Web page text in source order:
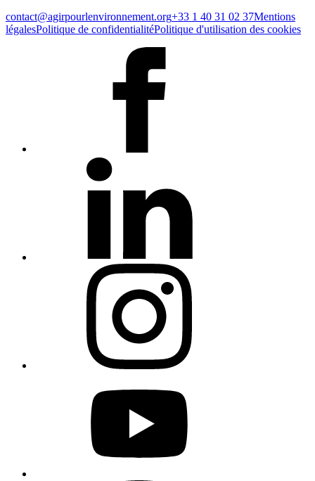
contact@agirpourlenvironnement.org+33 1 40 31 02 37Mentions
légalesPolitique de confidentialitéPolitique d'utilisation des cookies